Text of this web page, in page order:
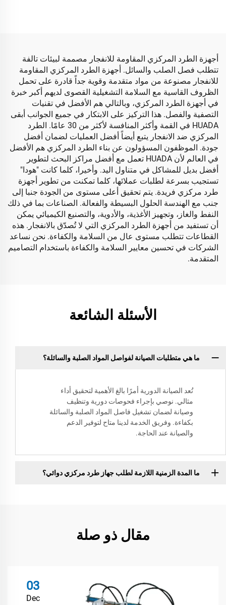
أجهزة الطرد المركزي المقاومة للانفجار مصممة لبيئات تالفة
تتطلب فصل الصلب والسائل. أجهزة الطرد المركزي المقاومة
للانفجار مصنوعة من مواد متقدمة وقوية جداً قادرة على تحمل
الظروف القاسية مع السلامة التشغيلية القصوى لديهم أكبر خبرة
في أجهزة الطرد المركزي، وبالتالي هم الأفضل في تقنيات
التصفية والفصل. هذا التركيز على الابتكار في جميع الجوانب أبقى
HUADA في القمة وأكثر المنافسة لأكثر من 30 عامًا. الطرد
المركزي ضد الانفجار يتبع أيضاً أفضل العمليات لضمان أفضل
جودة. الموظفون المسؤولون عن بناء الطرد المركزي هم الأفضل
في العالم لأن HUADA تعمل مع أفضل مراكز البحث لتطوير
أفضل بديل للمشاكل في متناول اليد. وأخيرا، كلما كانت "هودا"
تستجيب بسرعة لطلبات عملائها، كلما تمكنت من تطوير أجهزة
طرد مركزي فريدة. يتم تحقيق أعلى مستوى من الجودة جنبا إلى
جنب مع الهندسة الحلول البسيطة والفعالة. الصناعات بما في ذلك
النفط والغاز، وتجهيز الأغذية، والأدوية، والتصنيع الكيميائي يمكن
أن تستفيد من أجهزة الطرد المركزي التي لا تُصدّق بالانفجار. هذه
القطاعات تتطلب مستوى عال من السلامة والكفاءة. نحن نساعد
الشركات في تحسين معايير السلامة والكفاءة باستخدام التصاميم
المتقدمة.
الأسئلة الشائعة
ما هي متطلبات الصيانة لفواصل المواد الصلبة والسائلة؟
تُعد الصيانة الدورية أمرًا بالغ الأهمية لتحقيق أداء
مثالي. نوصي بإجراء فحوصات دورية وتنظيف
وصيانة لضمان تشغيل فاصل المواد الصلبة والسائلة
بكفاءة. وفريق الخدمة لدينا متاح لتوفير الدعم
والصيانة عند الحاجة.
ما المدة الزمنية اللازمة لطلب جهاز طرد مركزي دوائي؟
مقال ذو صلة
03
Dec